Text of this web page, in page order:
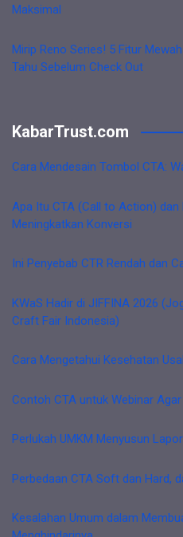
Maksimal
Mirip Reno Series! 5 Fitur
Tahu Sebelum Check Out
KabarTrust.com
Cara Mendesain Tombol CTA:
Apa Itu CTA (Call to Action) dan
Meningkatkan Konversi
Ini Penyebab CTR Rendah dan
KWaS Hadir di JIFFINA 2026
Craft Fair Indonesia)
Cara Mengetahui Kesehatan
Contoh CTA untuk Webinar
Perlukah UMKM Menyusun
Perbedaan CTA Soft dan Hard,
Kesalahan Umum dalam